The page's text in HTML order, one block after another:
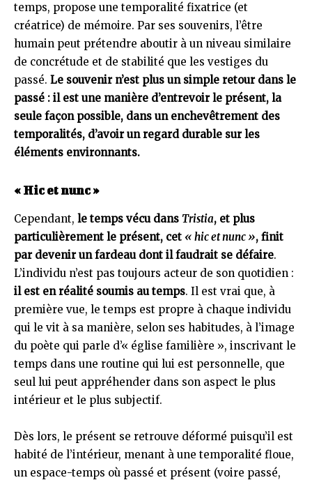
temps, propose une temporalité fixatrice (et
créatrice) de mémoire. Par ses souvenirs, l’être
humain peut prétendre aboutir à un niveau similaire
de concrétude et de stabilité que les vestiges du
passé. Le souvenir n’est plus un simple retour dans le
passé : il est une manière d’entrevoir le présent, la
seule façon possible, dans un enchevêtrement des
temporalités, d’avoir un regard durable sur les
éléments environnants.
« Hic et nunc »
Cependant, le temps vécu dans Tristia, et plus
particulièrement le présent, cet « hic et nunc », finit
par devenir un fardeau dont il faudrait se défaire.
L’individu n’est pas toujours acteur de son quotidien :
il est en réalité soumis au temps. Il est vrai que, à
première vue, le temps est propre à chaque individu
qui le vit à sa manière, selon ses habitudes, à l’image
du poète qui parle d’« église familière », inscrivant le
temps dans une routine qui lui est personnelle, que
seul lui peut appréhender dans son aspect le plus
intérieur et le plus subjectif.
Dès lors, le présent se retrouve déformé puisqu’il est
habité de l’intérieur, menant à une temporalité floue,
un espace-temps où passé et présent (voire passé,